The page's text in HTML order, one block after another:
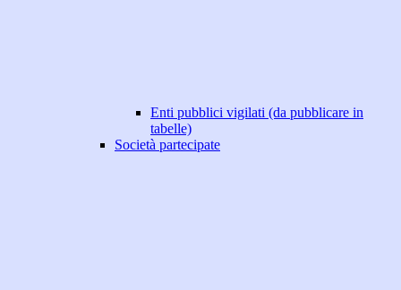
Enti pubblici vigilati (da pubblicare in
tabelle)
Società partecipate